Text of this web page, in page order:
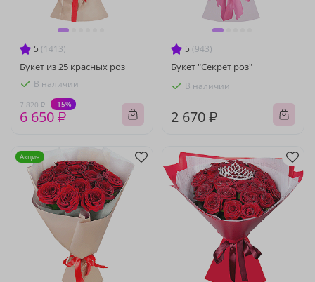
5 (1413)
Букет из 25 красных роз
В наличии
7 820 ₽ -15%
6 650 ₽
5 (943)
Букет "Секрет роз"
В наличии
2 670 ₽
Акция